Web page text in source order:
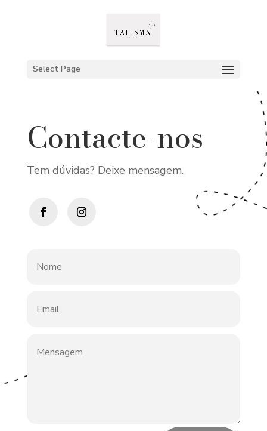
Select Page
Contacte-nos
Tem dúvidas? Deixe mensagem.